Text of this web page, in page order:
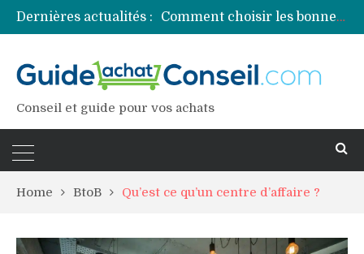
Dernières actualités :
Comment choisir les bonnes couleurs pour un projet tie and dye ?
Comment préparer sa piscine pour une période prolongée d’inutilisation ?
Conseil et guide pour vos achats
Home BtoB Qu’est ce qu’un centre d’affaire ?